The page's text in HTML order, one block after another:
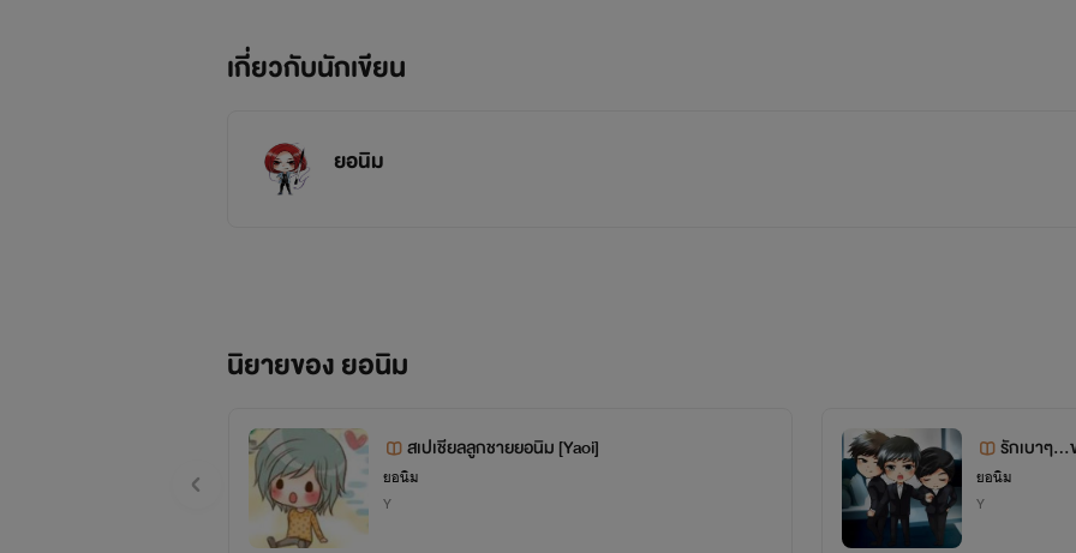
เกี่ยวกับนักเขียน
ยอนิม
นิยายของ ยอนิม
สเปเชียลลูกชายยอนิม [Yaoi]
ยอนิม
Y
รักเบาๆ...
ยอนิม
Y